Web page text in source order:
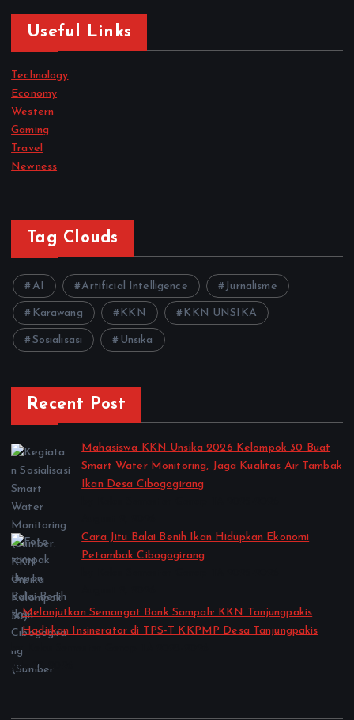
Useful Links
Technology
Economy
Western
Gaming
Travel
Newness
Tag Clouds
AI Artificial Intelligence Jurnalisme
Karawang KKN KKN UNSIKA
Sosialisasi Unsika
Recent Post
Mahasiswa KKN Unsika 2026 Kelompok 30 Buat
Smart Water Monitoring, Jaga Kualitas Air Tambak
Ikan Desa Cibogogirang
Cara Jitu Balai Benih Ikan Hidupkan Ekonomi
Petambak Cibogogirang
Melanjutkan Semangat Bank Sampah: KKN Tanjungpakis
Hadirkan Insinerator di TPS-T KKPMP Desa Tanjungpakis
by Kelas Semester Genap TA 2025-2026
July 27, 2026